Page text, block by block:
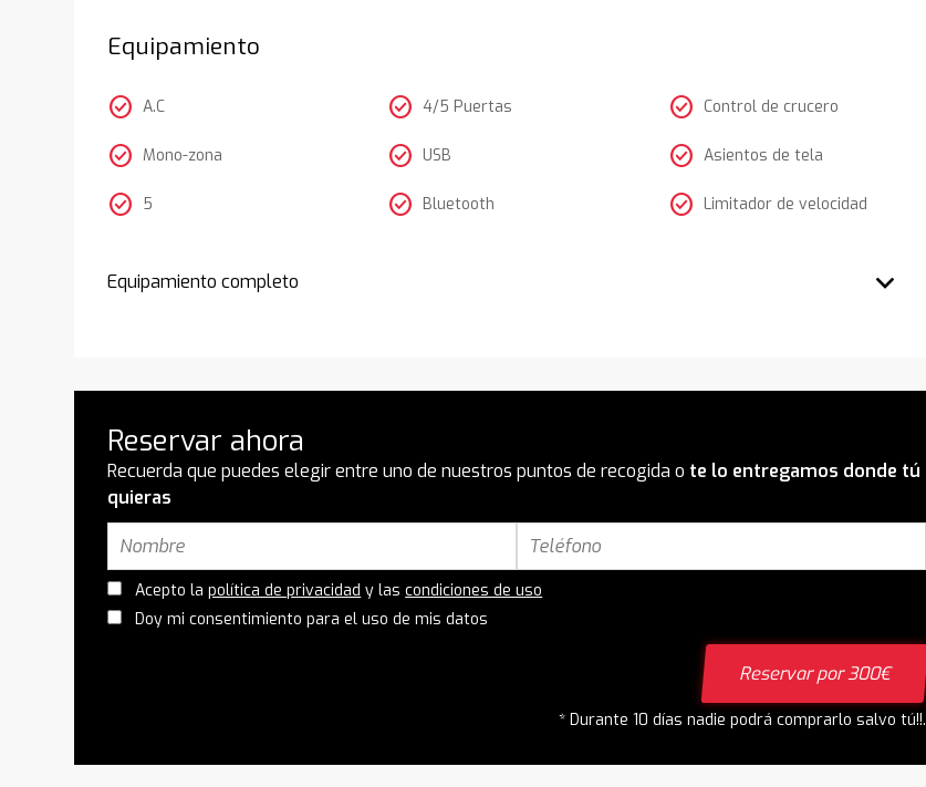
Equipamiento
check_circle A.C
check_circle Mono-zona
check_circle 5
check_circle 4/5 Puertas
check_circle USB
check_circle Bluetooth
check_circle Control de crucero
check_circle Asientos de tela
check_circle Limitador de velocidad
Equipamiento completo
Reservar ahora
Recuerda que puedes elegir entre uno de nuestros puntos de recogida o te lo entregamos donde tú
quieras
Acepto lapolítica de privacidad y lascondiciones de uso
Doy mi consentimiento para el uso de mis datos
Reservar por 300€
* Durante 10 días nadie podrá comprarlo salvo tú!!.